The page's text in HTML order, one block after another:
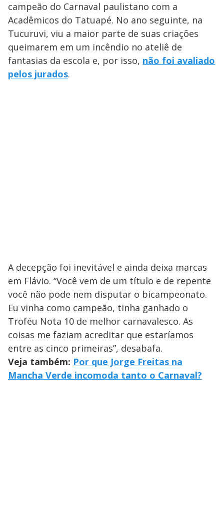
campeão do Carnaval paulistano com a
Acadêmicos do Tatuapé. No ano seguinte, na
Tucuruvi, viu a maior parte de suas criações
queimarem em um incêndio no ateliê de
fantasias da escola e, por isso, não foi avaliado
pelos jurados.
A decepção foi inevitável e ainda deixa marcas
em Flávio. “Você vem de um título e de repente
você não pode nem disputar o bicampeonato.
Eu vinha como campeão, tinha ganhado o
Troféu Nota 10 de melhor carnavalesco. As
coisas me faziam acreditar que estaríamos
entre as cinco primeiras”, desabafa.
Veja também: Por que Jorge Freitas na
Mancha Verde incomoda tanto o Carnaval?